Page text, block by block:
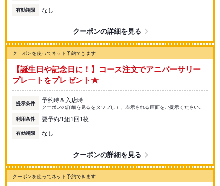
有効期限 なし
クーポンの詳細を見る
クーポンを使ってネット予約できます
【誕生日や記念日に！】コース注文でアニバーサリー
プレートをプレゼント★
提示条件 予約時＆入店時
クーポンの詳細を見るをタップして、表示される画面をご提示ください。
利用条件
要予約/1組1回1枚
有効期限 なし
クーポンの詳細を見る
クーポンを使ってネット予約できます